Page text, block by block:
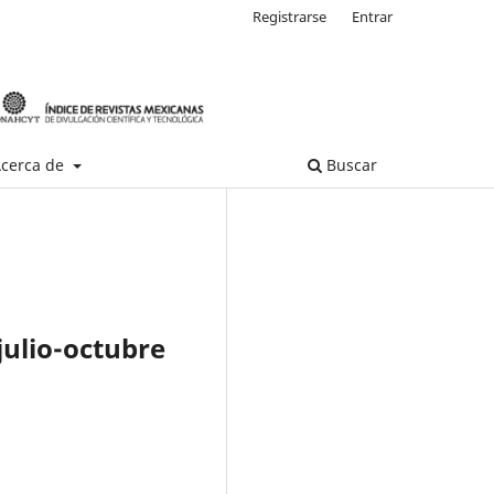
de Buscar
Registrarse Entrar
octubre